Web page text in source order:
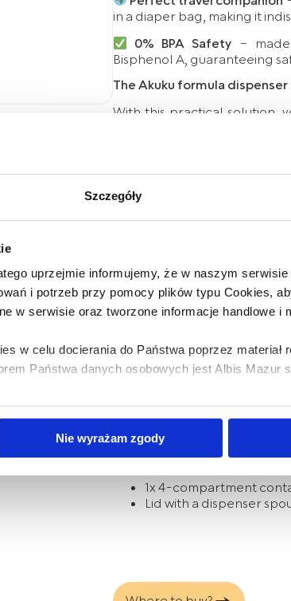
Szczegóły
uprzejmie informujemy, że w naszym
i potrzeb przy pomocy plików typu Cookies,
w serwisie oraz tworzone informacje handlowe i
w celu docierania do Państwa poprzez materiał
Państwa danych osobowych jest Albis Mazur
dostępu do tych informacji oraz zasady
Państwa danych w powyższych celach,
wyrażoną zgodę poprzez zmianę ustawień
Nie wyrażam zgody
in a diaper bag, making it
0% BPA Safety –
Bisphenol A, guaranteeing
The Akuku formula
With this practical solution,
lid
preparing a meal away
How to care for your formula
Before the first use and
thoroughly washed. For
Separate the parts of
Wash in warm water
Rinse repeatedly and
Note!Do not use harsh
sterilization in steam
This product is not
condition of the product
Formula Dispenser –
In the set:
1x 4-compartment
Lid with a dispenser